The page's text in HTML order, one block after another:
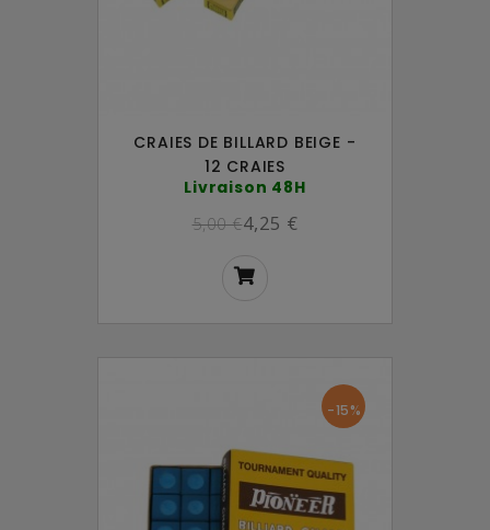
CRAIES DE BILLARD BEIGE -
12 CRAIES
Livraison 48H
5,00 €4,25 €
-15%